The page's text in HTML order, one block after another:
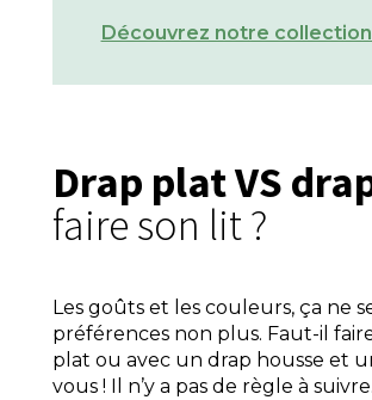
Découvrez notre
Drap plat VS
faire son lit ?
Les goûts et les couleurs, ça ne
préférences non plus. Faut-il
plat ou avec un drap housse et
vous ! Il n’y a pas de règle à